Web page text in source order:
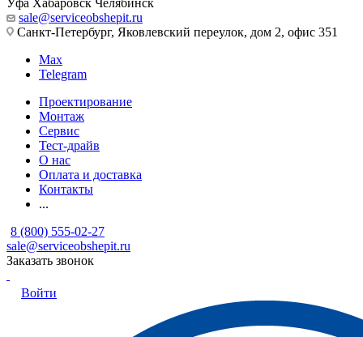
Уфа Хабаровск Челябинск
sale@serviceobshepit.ru
Санкт-Петербург, Яковлевский переулок, дом 2, офис 351
Max
Telegram
Проектирование
Монтаж
Сервис
Тест-драйв
О нас
Оплата и доставка
Контакты
...
8 (800) 555-02-27
sale@serviceobshepit.ru
Заказать звонок
Войти